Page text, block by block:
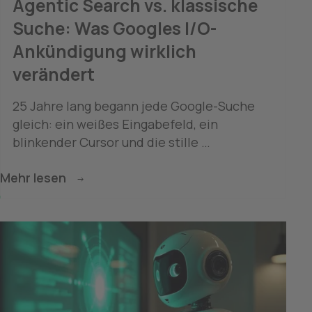
Agentic Search vs. klassische
Suche: Was Googles I/O-
Ankündigung wirklich
verändert
25 Jahre lang begann jede Google-Suche
gleich: ein weißes Eingabefeld, ein
blinkender Cursor und die stille
Keywords einzudampfen. Auf der Google
Unternehmen diese Ära selbst für beendet.
An die Stelle des Suchschlitzes tritt eine
erweiterbare Eingabefläche auf Basis von
Gemini 3.5 Flash, die Text, Bilder, Dateien,
Videos und sogar offene Chrome-Tabs
Mehr lesen